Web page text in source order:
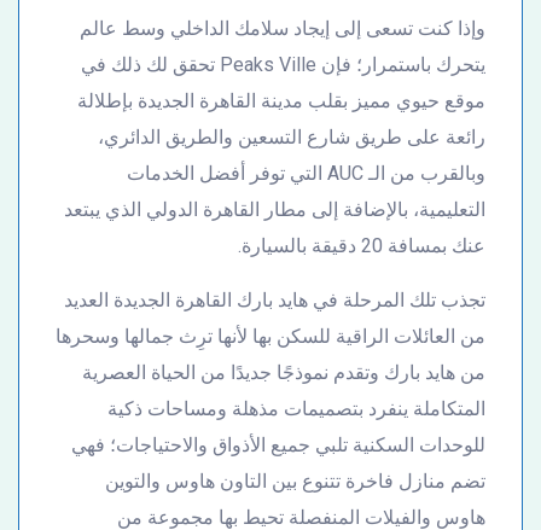
وإذا كنت تسعى إلى إيجاد سلامك الداخلي وسط عالم
يتحرك باستمرار؛ فإن Peaks Ville تحقق لك ذلك في
موقع حيوي مميز بقلب مدينة القاهرة الجديدة بإطلالة
رائعة على طريق شارع التسعين والطريق الدائري،
وبالقرب من الـ AUC التي توفر أفضل الخدمات
التعليمية، بالإضافة إلى مطار القاهرة الدولي الذي يبتعد
عنك بمسافة 20 دقيقة بالسيارة.
تجذب تلك المرحلة في هايد بارك القاهرة الجديدة العديد
من العائلات الراقية للسكن بها لأنها ترِث جمالها وسحرها
من هايد بارك وتقدم نموذجًا جديدًا من الحياة العصرية
المتكاملة ينفرد بتصميمات مذهلة ومساحات ذكية
للوحدات السكنية تلبي جميع الأذواق والاحتياجات؛ فهي
تضم منازل فاخرة تتنوع بين التاون هاوس والتوين
هاوس والفيلات المنفصلة تحيط بها مجموعة من